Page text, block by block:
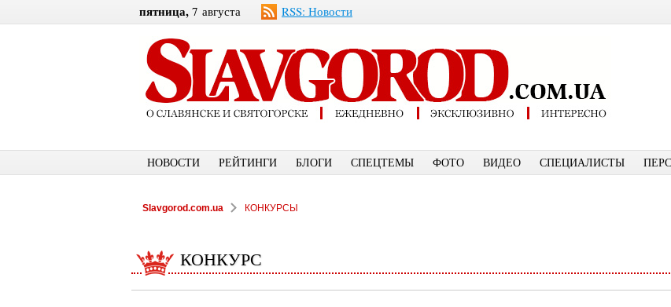
пятница, 7 августа RSS: Новости
НОВОСТИ РЕЙТИНГИ БЛОГИ СПЕЦТЕМЫ ФОТО ВИДЕО СПЕЦИАЛИСТЫ
Slavgorod.com.ua КОНКУРСЫ
КОНКУРС